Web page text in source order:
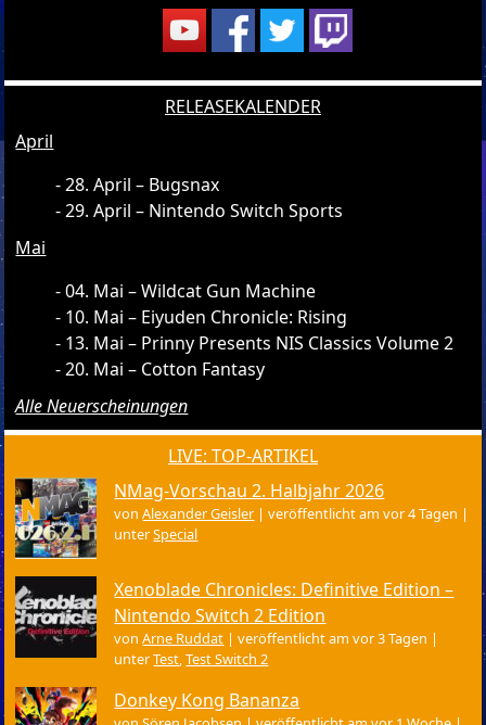
RELEASEKALENDER
April
28. April – Bugsnax
29. April – Nintendo Switch Sports
Mai
04. Mai – Wildcat Gun Machine
10. Mai – Eiyuden Chronicle: Rising
13. Mai – Prinny Presents NIS Classics Volume 2
20. Mai – Cotton Fantasy
Alle Neuerscheinungen
LIVE: TOP-ARTIKEL
NMag-Vorschau 2. Halbjahr 2026
vonAlexander Geisler |veröffentlicht am vor 4 Tagen |
unterSpecial
Xenoblade Chronicles: Definitive Edition –
Nintendo Switch 2 Edition
vonArne Ruddat |veröffentlicht am vor 3 Tagen |
unterTest,Test Switch 2
Donkey Kong Bananza